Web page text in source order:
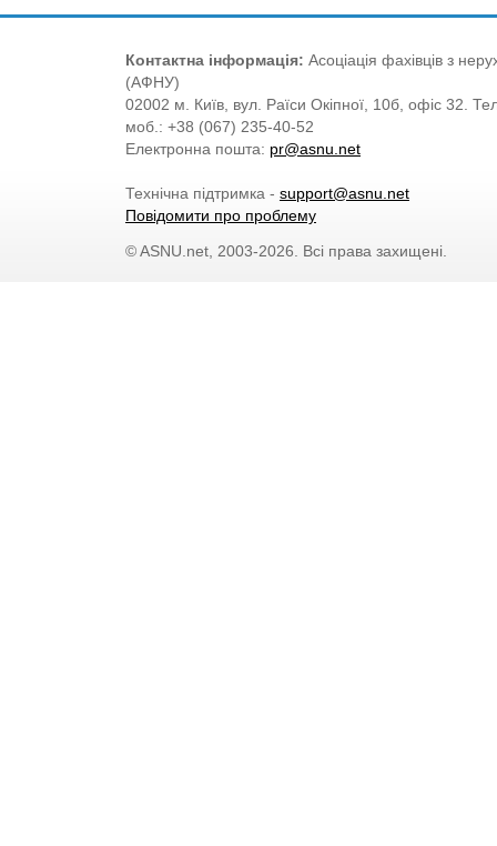
Контактна інформація: Асоціація фахівців з
(АФНУ)
02002 м. Київ, вул. Раїси Окіпної, 10б, офіс 32.
моб.: +38 (067) 235-40-52
Електронна пошта: pr@asnu.net
Технічна підтримка - support@asnu.net
Повідомити про проблему
© ASNU.net, 2003-2026. Всі права захищені.